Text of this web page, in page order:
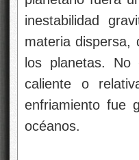
inestabilidad
materia dispersa,
los planetas.
caliente o
enfriamiento fue
océanos.